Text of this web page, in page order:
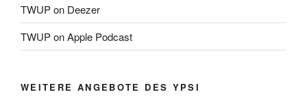
TWUP on Deezer
TWUP on Apple Podcast
WEITERE ANGEBOTE DES YPSI